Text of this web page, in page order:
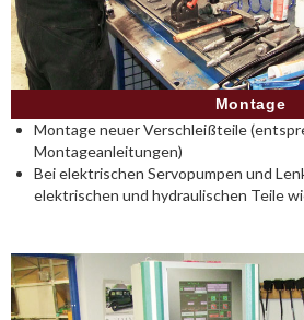
Montage
Montage neuer Verschleißteile
Montageanleitungen)
Bei elektrischen Servopumpen und
elektrischen und hydraulischen Teile